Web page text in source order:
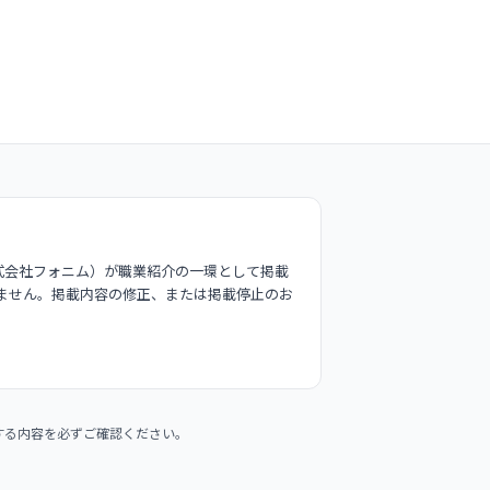
社フォニム）が職業紹介の一環として掲載
ん。掲載内容の修正、または掲載停止のお
内容を必ずご確認ください。